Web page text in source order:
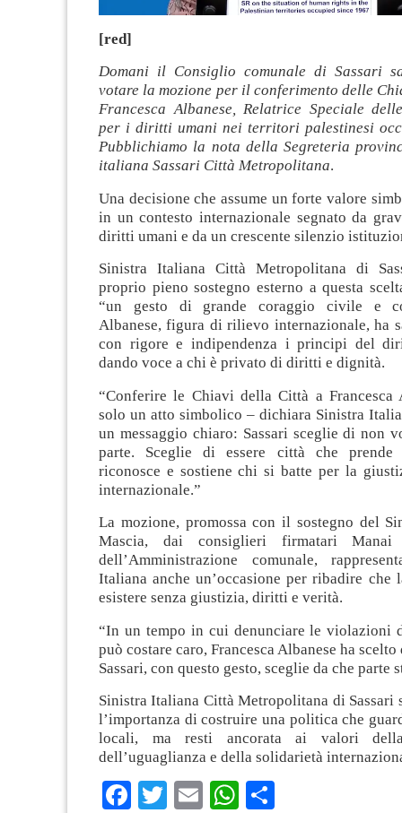
[red]
Domani il Consiglio comunale di Sassari
votare la mozione per il conferimento delle
Francesca Albanese, Relatrice Speciale
per i diritti umani nei territori palestinesi
Pubblichiamo la nota della Segreteria
italiana Sassari Città Metropolitana.
Una decisione che assume un forte valore
in un contesto internazionale segnato da
diritti umani e da un crescente silenzio
Sinistra Italiana Città Metropolitana di
proprio pieno sostegno esterno a questa
“un gesto di grande coraggio civile e
Albanese, figura di rilievo internazionale, ha
con rigore e indipendenza i principi del
dando voce a chi è privato di diritti e dignità.
“Conferire le Chiavi della Città a Francesca
solo un atto simbolico – dichiara Sinistra
un messaggio chiaro: Sassari sceglie di non
parte. Sceglie di essere città che prende
riconosce e sostiene chi si batte per la
internazionale.”
La mozione, promossa con il sostegno del
Mascia, dai consiglieri firmatari
dell’Amministrazione comunale,
Italiana anche un’occasione per ribadire che
esistere senza giustizia, diritti e verità.
“In un tempo in cui denunciare le violazioni
può costare caro, Francesca Albanese ha
Sassari, con questo gesto, sceglie da che parte
Sinistra Italiana Città Metropolitana di Sassari
l’importanza di costruire una politica che
locali, ma resti ancorata ai valori della
dell’uguaglianza e della solidarietà
Facebook
TwitterEmailWhatsApp